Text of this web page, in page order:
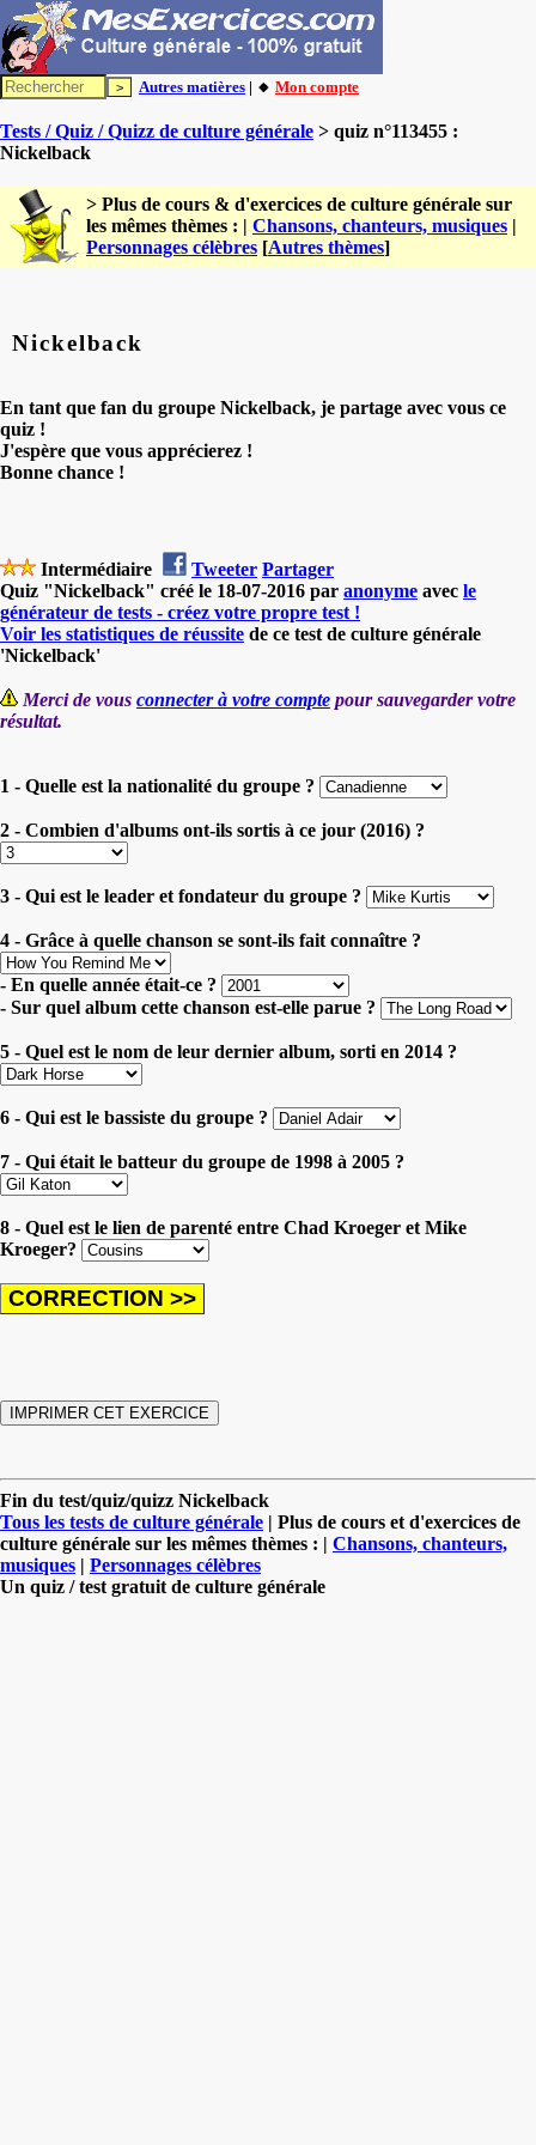
Autres matières | 🔸 Mon compte
Tests / Quiz / Quizz de culture générale > quiz n°113455 :
Nickelback
> Plus de cours & d'exercices de culture générale sur
les mêmes thèmes : | Chansons, chanteurs, musiques |
Personnages célèbres [Autres thèmes]
Nickelback
En tant que fan du groupe Nickelback, je partage avec vous ce
quiz !
J'espère que vous apprécierez !
Bonne chance !
Intermédiaire Tweeter Partager
Quiz "Nickelback" créé le 18-07-2016 par anonyme avec le
générateur de tests - créez votre propre test !
Voir les statistiques de réussite de ce test de culture générale
'Nickelback'
Merci de vous connecter à votre compte pour sauvegarder votre
résultat.
1 - Quelle est la nationalité du groupe ?
2 - Combien d'albums ont-ils sortis à ce jour (2016) ?
3 - Qui est le leader et fondateur du groupe ?
4 - Grâce à quelle chanson se sont-ils fait connaître ?
- En quelle année était-ce ?
- Sur quel album cette chanson est-elle parue ?
5 - Quel est le nom de leur dernier album, sorti en 2014 ?
6 - Qui est le bassiste du groupe ?
7 - Qui était le batteur du groupe de 1998 à 2005 ?
8 - Quel est le lien de parenté entre Chad Kroeger et Mike
Kroeger?
Fin du test/quiz/quizz Nickelback
Tous les tests de culture générale | Plus de cours et d'exercices de
culture générale sur les mêmes thèmes : | Chansons, chanteurs,
musiques | Personnages célèbres
Un quiz / test gratuit de culture générale